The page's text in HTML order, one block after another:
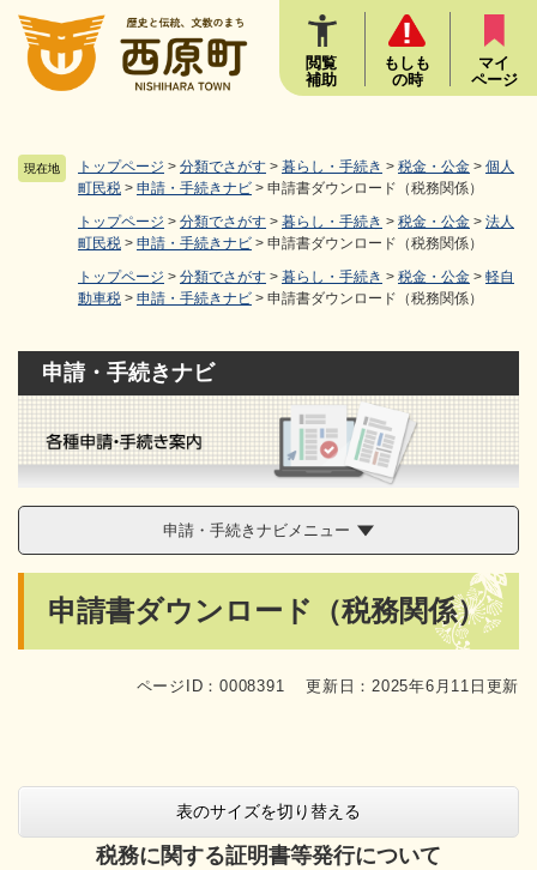
メニューを飛ばして本文へ
閲覧
補助
もしも
の時
マイ
ページ
現在地 トップページ > 分類でさがす > 暮らし・手続き > 税金・公金 > 個人
町民税 > 申請・手続きナビ > 申請書ダウンロード（税務関係）
トップページ > 分類でさがす > 暮らし・手続き > 税金・公金 > 法人
町民税 > 申請・手続きナビ > 申請書ダウンロード（税務関係）
トップページ > 分類でさがす > 暮らし・手続き > 税金・公金 > 軽自
動車税 > 申請・手続きナビ > 申請書ダウンロード（税務関係）
申請・手続きナビ
申請・手続きナビメニュー
申請書ダウンロード（税務関係）
ページID：0008391 更新日：2025年6月11日更新
表のサイズを切り替える
税務に関する証明書等発行について